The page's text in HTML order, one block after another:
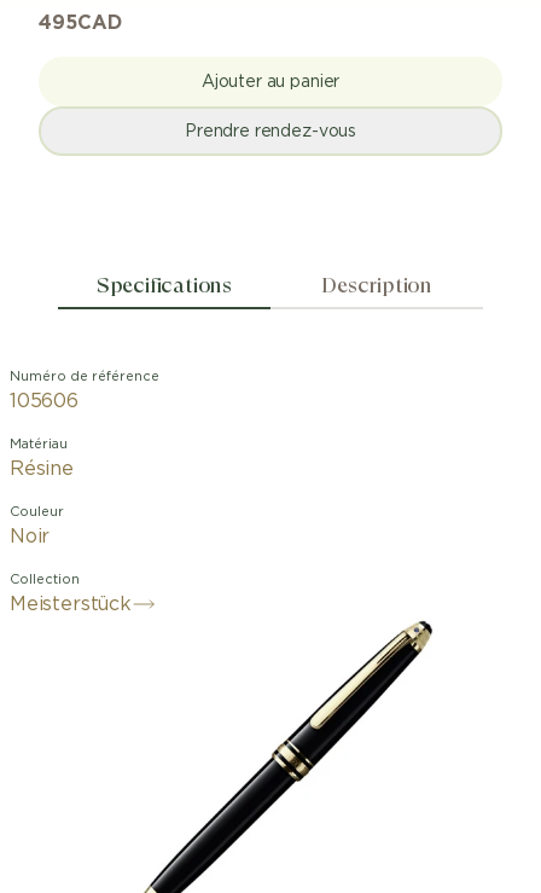
495CAD
Ajouter au panier
Prendre rendez-vous
Specifications Description
Numéro de référence
105606
Matériau
Résine
Couleur
Noir
Collection
Meisterstück